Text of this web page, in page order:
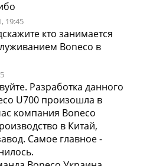
19:45
кто занимается
Boneco в
Разработка данного
U700 произошла в
компания Boneco
в Китай,
Самое главное -